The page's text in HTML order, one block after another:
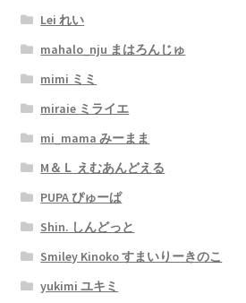
Lei れい
mahalo_nju まはろんじゅ
mimi ミミ
miraie ミライエ
mi_mama みーまま
M＆Ｌ えむあんどえる
PUPA ぴゅーぱ
Shin. しんどっと
Smiley Kinoko すまいりーきのこ
yukimi ユキミ